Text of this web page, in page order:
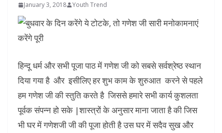
January 3, 2018 Youth Trend
हिन्दू धर्म और सभी पूजा पाठ में गणेश जी को सबसे सर्वश्रेष्ठ स्थान
दिया गया है और इसीलिए हर शुभ काम के शुरुआत करने से पहले
हम गणेश जी की स्तुति करते है जिससे हमारे सभी कार्य कुशलता
पूर्वक संपन्न हो सके |शास्त्रों के अनुसार माना जाता है की जिस
भी घर में गणेशजी जी की पूजा होती है उस घर में सदैव सुख और